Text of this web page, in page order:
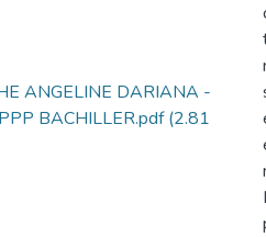
ANGELINE DARIANA -
BACHILLER.pdf(2.81